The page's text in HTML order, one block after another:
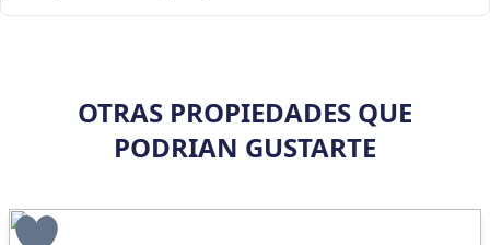
OTRAS PROPIEDADES QUE
PODRIAN GUSTARTE